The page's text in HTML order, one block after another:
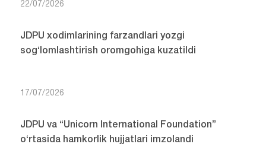
22/07/2026
JDPU xodimlarining farzandlari yozgi
sog‘lomlashtirish oromgohiga kuzatildi
17/07/2026
JDPU va “Unicorn International Foundation”
o‘rtasida hamkorlik hujjatlari imzolandi